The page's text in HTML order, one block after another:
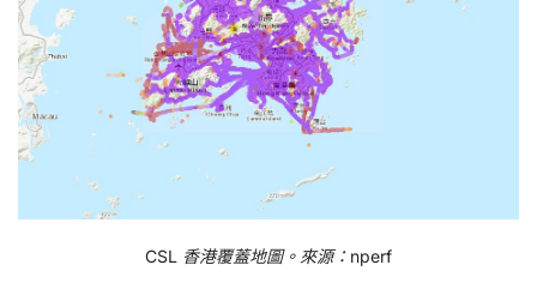
CSL 香港覆蓋地圖。來源：nperf